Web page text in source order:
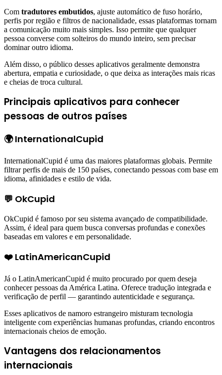
Com tradutores embutidos, ajuste automático de fuso horário,
perfis por região e filtros de nacionalidade, essas plataformas tornam
a comunicação muito mais simples. Isso permite que qualquer
pessoa converse com solteiros do mundo inteiro, sem precisar
dominar outro idioma.
Além disso, o público desses aplicativos geralmente demonstra
abertura, empatia e curiosidade, o que deixa as interações mais ricas
e cheias de troca cultural.
Principais aplicativos para conhecer
pessoas de outros países
🌍 InternationalCupid
InternationalCupid é uma das maiores plataformas globais. Permite
filtrar perfis de mais de 150 países, conectando pessoas com base em
idioma, afinidades e estilo de vida.
💬 OkCupid
OkCupid é famoso por seu sistema avançado de compatibilidade.
Assim, é ideal para quem busca conversas profundas e conexões
baseadas em valores e em personalidade.
❤️ LatinAmericanCupid
Já o LatinAmericanCupid é muito procurado por quem deseja
conhecer pessoas da América Latina. Oferece tradução integrada e
verificação de perfil — garantindo autenticidade e segurança.
Esses aplicativos de namoro estrangeiro misturam tecnologia
inteligente com experiências humanas profundas, criando encontros
internacionais cheios de emoção.
Vantagens dos relacionamentos
internacionais